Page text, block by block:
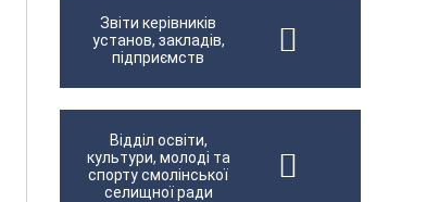
Звіти керівників
установ, закладів,
підприємств
Відділ освіти,
культури, молоді та
спорту смолінської
селищної ради